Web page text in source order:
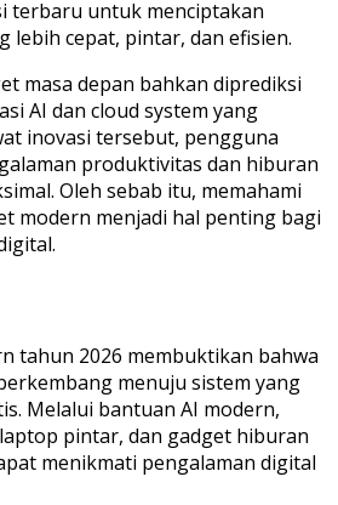
terbaru untuk menciptakan
lebih cepat, pintar, dan efisien.
masa depan bahkan diprediksi
AI dan cloud system yang
inovasi tersebut, pengguna
produktivitas dan hiburan
Oleh sebab itu, memahami
modern menjadi hal penting bagi
tahun 2026 membuktikan bahwa
menuju sistem yang
Melalui bantuan AI modern,
pintar, dan gadget hiburan
menikmati pengalaman digital